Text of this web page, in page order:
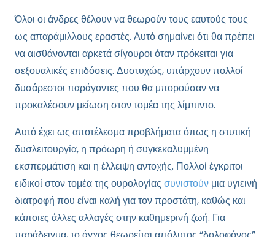
Όλοι οι άνδρες θέλουν να θεωρούν τους εαυτούς τους
ως απαράμιλλους εραστές. Αυτό σημαίνει ότι θα πρέπει
να αισθάνονται αρκετά σίγουροι όταν πρόκειται για
σεξουαλικές επιδόσεις. Δυστυχώς, υπάρχουν πολλοί
δυσάρεστοι παράγοντες που θα μπορούσαν να
προκαλέσουν μείωση στον τομέα της λίμπιντο.
Αυτό έχει ως αποτέλεσμα προβλήματα όπως η στυτική
δυσλειτουργία, η πρόωρη ή συγκεκαλυμμένη
εκσπερμάτιση και η έλλειψη αντοχής. Πολλοί έγκριτοι
ειδικοί στον τομέα της ουρολογίας συνιστούν μια υγιεινή
διατροφή που είναι καλή για τον προστάτη, καθώς και
κάποιες άλλες αλλαγές στην καθημερινή ζωή. Για